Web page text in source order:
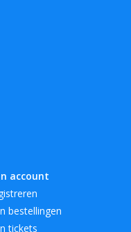
account
bestellingen
tickets